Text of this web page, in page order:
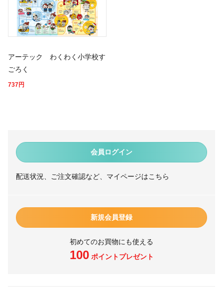
会員ログイン
配送状況、ご注文確認など、マイページはこちら
新規会員登録
初めてのお買物にも使える
100ポイントプレゼント
アーテック わくわく小学校す
ごろく
737円